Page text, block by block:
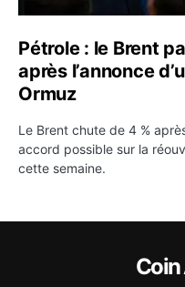
Pétrole : le Brent
après l’annonce
Ormuz
Le Brent chute de 4 %
accord possible sur la
cette semaine.
Coin